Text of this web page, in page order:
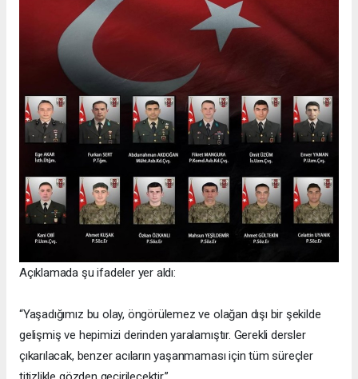
Açıklamada şu ifadeler yer aldı:
“Yaşadığımız bu olay, öngörülemez ve olağan dışı bir şekilde
gelişmiş ve hepimizi derinden yaralamıştır. Gerekli dersler
çıkarılacak, benzer acıların yaşanmaması için tüm süreçler